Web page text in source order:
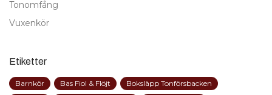
Tonomfång
Vuxenkör
Etiketter
Barnkör Bas Fiol & Flöjt
Boksläpp Tonförsbacken